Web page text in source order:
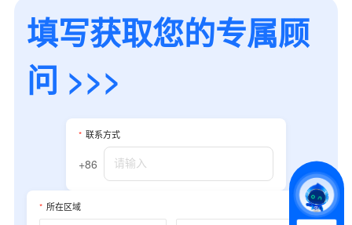
填写获取您的专属顾
问 >>>
* 联系方式
+86
* 所在区域
联系方式
*我的姓名